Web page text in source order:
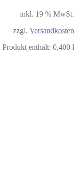
inkl. 19 % MwSt.
zzgl. Versandkosten
Produkt enthält: 0,400 l